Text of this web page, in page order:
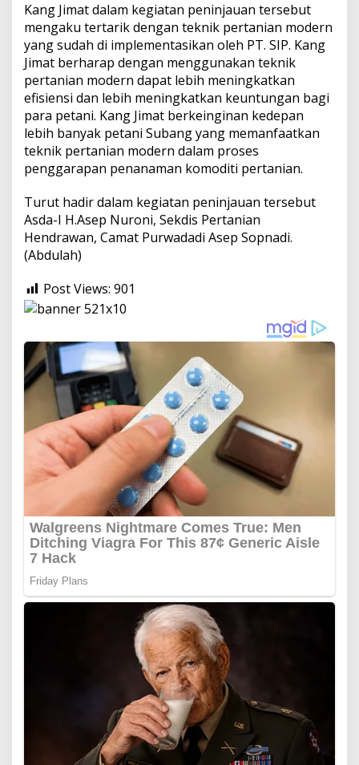
Kang Jimat dalam kegiatan peninjauan tersebut
mengaku tertarik dengan teknik pertanian modern
yang sudah di implementasikan oleh PT. SIP. Kang
Jimat berharap dengan menggunakan teknik
pertanian modern dapat lebih meningkatkan
efisiensi dan lebih meningkatkan keuntungan bagi
para petani. Kang Jimat berkeinginan kedepan
lebih banyak petani Subang yang memanfaatkan
teknik pertanian modern dalam proses
penggarapan penanaman komoditi pertanian.
Turut hadir dalam kegiatan peninjauan tersebut
Asda-I H.Asep Nuroni, Sekdis Pertanian
Hendrawan, Camat Purwadadi Asep Sopnadi.
(Abdulah)
Post Views: 901